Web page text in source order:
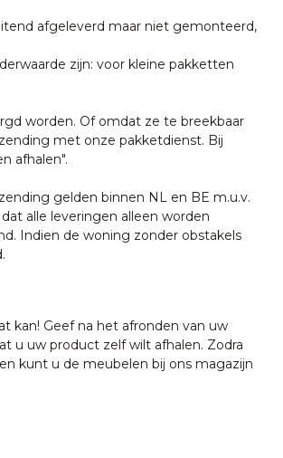
afgeleverd maar niet gemonteerd,
zijn: voor kleine pakketten
worden. Of omdat ze te breekbaar
met onze pakketdienst. Bij
afhalen".
gelden binnen NL en BE m.u.v.
alle leveringen alleen worden
Indien de woning zonder obstakels
kan! Geef na het afronden van uw
u uw product zelf wilt afhalen. Zodra
kunt u de meubelen bij ons magazijn